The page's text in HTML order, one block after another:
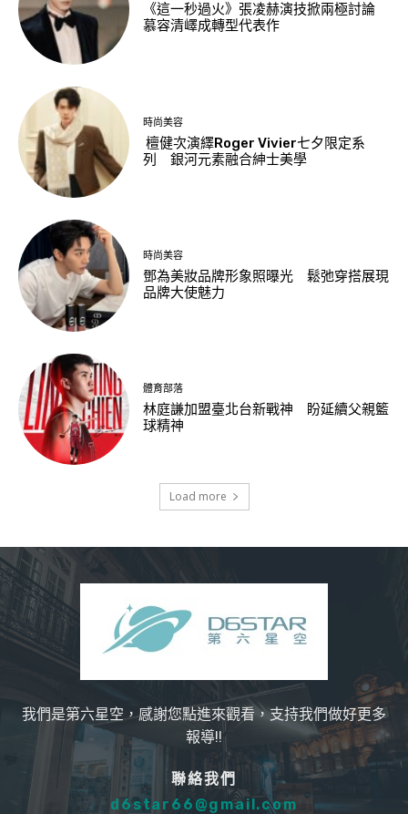
《這一秒過火》張凌赫演技掀兩極討論
慕容清嶧成轉型代表作
時尚美容
檀健次演繹Roger Vivier七夕限定系
列 銀河元素融合紳士美學
時尚美容
鄧為美妝品牌形象照曝光 鬆弛穿搭展現
品牌大使魅力
體育部落
林庭謙加盟臺北台新戰神 盼延續父親籃
球精神
Load more
我們是第六星空，感謝您點進來觀看，支持我們做好更多
報導!!
聯絡我們
d6star66@gmail.com